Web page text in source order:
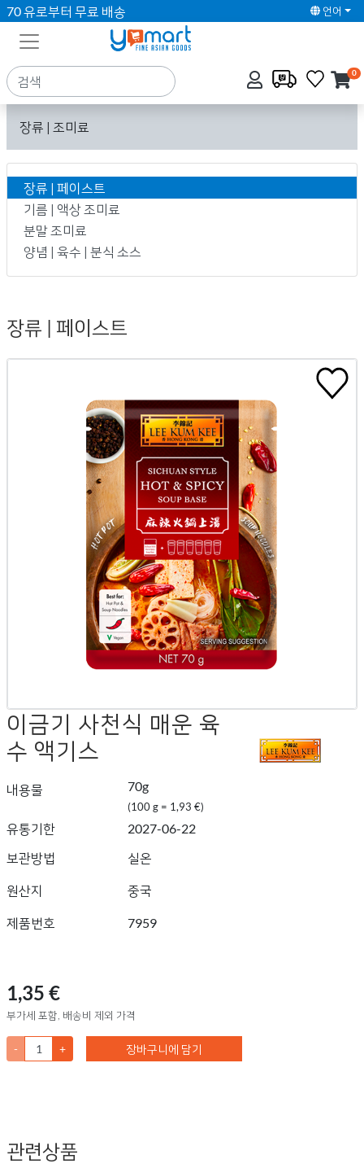
70 유로부터 무료 배송 언어
0
장류 | 조미료
장류 | 페이스트
기름 | 액상 조미료
분말 조미료
양념 | 육수 | 분식 소스
장류 | 페이스트
이금기 사천식 매운 육
수 액기스
내용물 70g
(100 g = 1,93 €)
유통기한
2027-06-22
보관방법
실온
원산지 중국
제품번호 7959
1,35 €
부가세 포함, 배송비 제외 가격
- + 장바구니에 담기
관련상품